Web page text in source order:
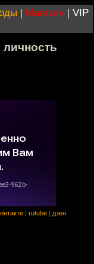
| Магазин | VIP
rutube дзен